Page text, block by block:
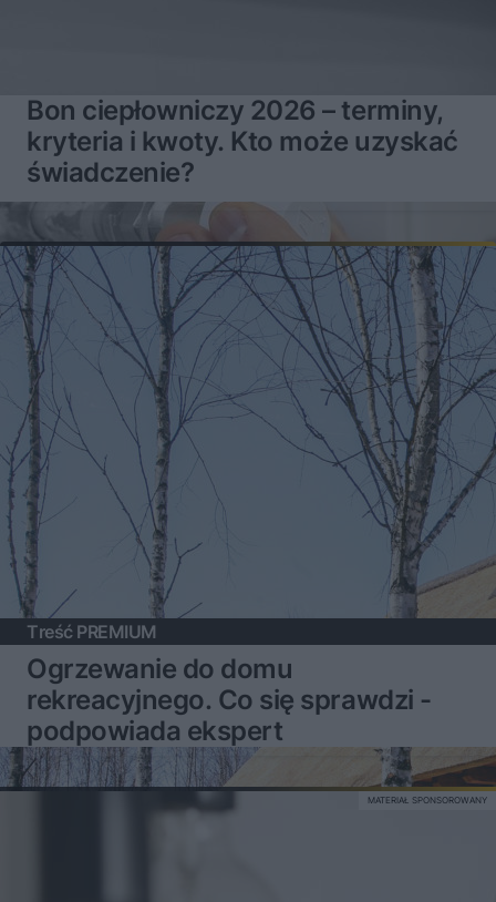
Bon ciepłowniczy 2026 – terminy,
kryteria i kwoty. Kto może uzyskać
świadczenie?
Treść PREMIUM
Ogrzewanie do domu
rekreacyjnego. Co się sprawdzi -
podpowiada ekspert
MATERIAŁ SPONSOROWANY